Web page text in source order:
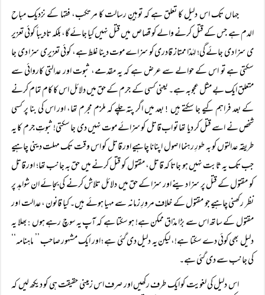
جہاں تک اس دلیل کا تعلق ہے کہ توہینِ رسالت کا مر تکب، فقہا کے نزدیک مباح
الدم ہے جس کے قتل کرنے والے کو قصاص میں قتل نہیں کیا جائے گا، بلکہ تادیباً کوئی تعزیر
ی سزا دی جائے گی؛ لہٰذا ممتاز قادری کو سزاے موت دینا غلط ہے، کوئی تعزیری سزا دی جا
سکتی ہے تو اس کے حوالے سے عرض ہے کہ یہ مقدمے، ثبوت اور عدالتی کاروائی سے
متعلق ایک بے مثل عجوبہ ہے۔ یعنی کسی کے جرم کے حق میں دلائل اس کا کام تمام کرنے
کے بعد فراہم کیے جا سکتے ہیں ! بعد میں اگر پتہ چلے کہ ملزم مجرم تھا، اور اس کی بنا پر کسی
شخص نے اسے قتل کر دیا تھا تو اب قاتل کو سزائے موت نہیں دی جا سکتی! ثبوتِ جرم کا یہ
طریقہ عدالتوں کو بہ طورِ رہنما اصول اپنانا چاہیے اور قاتل کو اس وقت تک مہلت دینی چاہیے
جب تک یہ ثابت نہیں ہو جاتا کہ قاتل، مقتول کو قتل کرنے میں حق بہ جانب تھا؛ اور قاتل
کو مقتول کے قتل پر سزا دینے اور سزا کے حق میں دلائل تلاش کرنے کی بجائے ان شواہد پر
نظر رکھنی چاہیے جو مقتول کے خلاف مرورِ زمانہ سے مہیا ہوئے ہیں۔ کیا قانون ، عدالت اور
مقتول کے ساتھ اس سے بڑا مذاق ممکن ہے! ہو سکتا ہے کہ آپ یہ سوچ رہے ہوں :بھلا یہ
دلیل بھی کوئی دے سکتا ہے!، لیکن یہ دلیل دی گئی ہے ؛ اور ایک مشہور صاحب ’’ ماہنامہ‘‘
کی جانب سے دی گئی ہے۔
اس دلیل کی لغویت کو ایک طرف رکھیں اور صرف اس زمینی حقیقت ہی کو دیکھ لیں کہ